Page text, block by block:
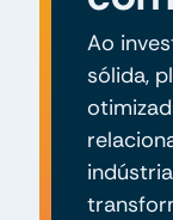
Ao
sólida,